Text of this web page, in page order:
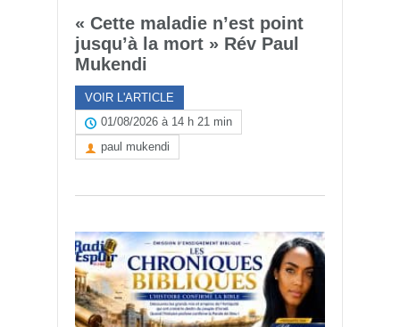
« Cette maladie n’est point
jusqu’à la mort » Rév Paul
Mukendi
VOIR L'ARTICLE
01/08/2026 à 14 h 21 min
paul mukendi